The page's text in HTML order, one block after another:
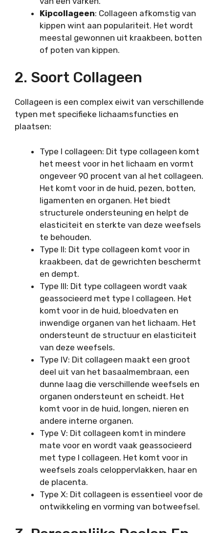
Kipcollageen: Collageen afkomstig van
kippen wint aan populariteit. Het wordt
meestal gewonnen uit kraakbeen, botten
of poten van kippen.
2. Soort Collageen
Collageen is een complex eiwit van verschillende
typen met specifieke lichaamsfuncties en
plaatsen:
Type I collageen: Dit type collageen komt
het meest voor in het lichaam en vormt
ongeveer 90 procent van al het collageen.
Het komt voor in de huid, pezen, botten,
ligamenten en organen. Het biedt
structurele ondersteuning en helpt de
elasticiteit en sterkte van deze weefsels
te behouden.
Type II: Dit type collageen komt voor in
kraakbeen, dat de gewrichten beschermt
en dempt.
Type III: Dit type collageen wordt vaak
geassocieerd met type I collageen. Het
komt voor in de huid, bloedvaten en
inwendige organen van het lichaam. Het
ondersteunt de structuur en elasticiteit
van deze weefsels.
Type IV: Dit collageen maakt een groot
deel uit van het basaalmembraan, een
dunne laag die verschillende weefsels en
organen ondersteunt en scheidt. Het
komt voor in de huid, longen, nieren en
andere interne organen.
Type V: Dit collageen komt in mindere
mate voor en wordt vaak geassocieerd
met type I collageen. Het komt voor in
weefsels zoals celoppervlakken, haar en
de placenta.
Type X: Dit collageen is essentieel voor de
ontwikkeling en vorming van botweefsel.